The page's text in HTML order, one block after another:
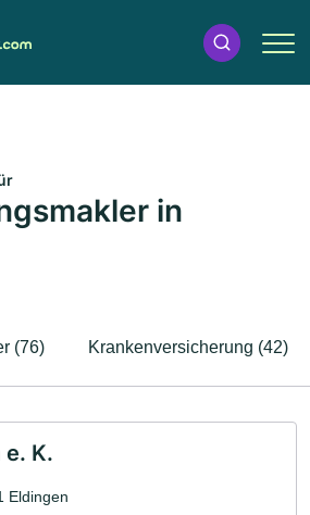
in
(76) Krankenversicherung (42)
K.
Eldingen